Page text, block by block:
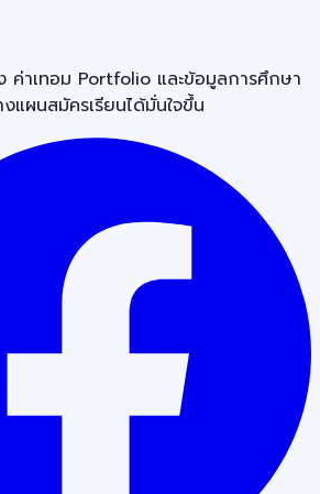
ค่าเทอม Portfolio และข้อมูลการศึกษา
แผนสมัครเรียนได้มั่นใจขึ้น